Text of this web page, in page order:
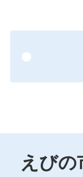
えびの